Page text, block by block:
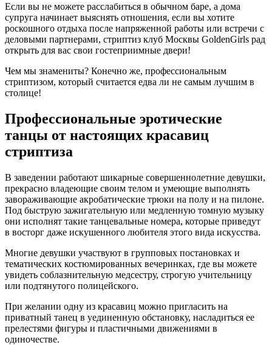
Если вы не можете расслабиться в обычном баре, а дома
супруга начинает выяснять отношения, если вы хотите
роскошного отдыха после напряженной работы или встречи с
деловыми партнерами, стриптиз клуб Москвы GoldenGirls рад
открыть для вас свои гостеприимные двери!
Чем мы знамениты? Конечно же, профессиональным
стриптизом, который считается едва ли не самым лучшим в
столице!
Профессиональные эротические
танцы от настоящих красавиц
стриптиза
В заведении работают шикарные совершеннолетние девушки,
прекрасно владеющие своим телом и умеющие выполнять
завораживающие акробатические трюки на полу и на пилоне.
Под быструю зажигательную или медленную томную музыку
они исполнят такие танцевальные номера, которые приведут
в восторг даже искушенного любителя этого вида искусства.
Многие девушки участвуют в групповых постановках и
тематических костюмированных вечеринках, где вы можете
увидеть соблазнительную медсестру, строгую учительницу
или подтянутого полицейского.
При желании одну из красавиц можно пригласить на
приватный танец в уединенную обстановку, насладиться ее
прелестями фигуры и пластичными движениями в
одиночестве.